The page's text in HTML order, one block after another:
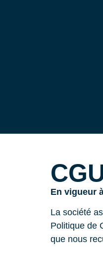
En vigueur
La société
Politique de
que nous